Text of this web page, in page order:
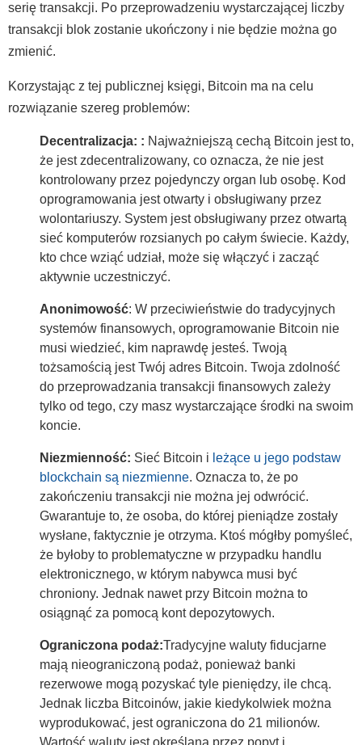
serię transakcji. Po przeprowadzeniu wystarczającej liczby
transakcji blok zostanie ukończony i nie będzie można go
zmienić.
Korzystając z tej publicznej księgi, Bitcoin ma na celu
rozwiązanie szereg problemów:
Decentralizacja: : Najważniejszą cechą Bitcoin jest to,
że jest zdecentralizowany, co oznacza, że nie jest
kontrolowany przez pojedynczy organ lub osobę. Kod
oprogramowania jest otwarty i obsługiwany przez
wolontariuszy. System jest obsługiwany przez otwartą
sieć komputerów rozsianych po całym świecie. Każdy,
kto chce wziąć udział, może się włączyć i zacząć
aktywnie uczestniczyć.
Anonimowość: W przeciwieństwie do tradycyjnych
systemów finansowych, oprogramowanie Bitcoin nie
musi wiedzieć, kim naprawdę jesteś. Twoją
tożsamością jest Twój adres Bitcoin. Twoja zdolność
do przeprowadzania transakcji finansowych zależy
tylko od tego, czy masz wystarczające środki na swoim
koncie.
Niezmienność: Sieć Bitcoin i leżące u jego podstaw
blockchain są niezmienne. Oznacza to, że po
zakończeniu transakcji nie można jej odwrócić.
Gwarantuje to, że osoba, do której pieniądze zostały
wysłane, faktycznie je otrzyma. Ktoś mógłby pomyśleć,
że byłoby to problematyczne w przypadku handlu
elektronicznego, w którym nabywca musi być
chroniony. Jednak nawet przy Bitcoin można to
osiągnąć za pomocą kont depozytowych.
Ograniczona podaż:Tradycyjne waluty fiducjarne
mają nieograniczoną podaż, ponieważ banki
rezerwowe mogą pozyskać tyle pieniędzy, ile chcą.
Jednak liczba Bitcoinów, jakie kiedykolwiek można
wyprodukować, jest ograniczona do 21 milionów.
Wartość waluty jest określana przez popyt i